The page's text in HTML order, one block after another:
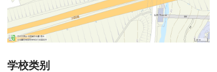
学校类别